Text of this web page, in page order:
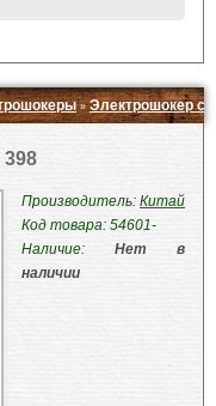
»Электрошокер с
Производитель: Китай
Код товара: 54601-
Наличие: Нет в
наличии